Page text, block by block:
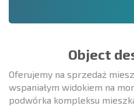
Object
Oferujemy na sprzedaż
wspaniałym widokiem na
podwórka kompleksu